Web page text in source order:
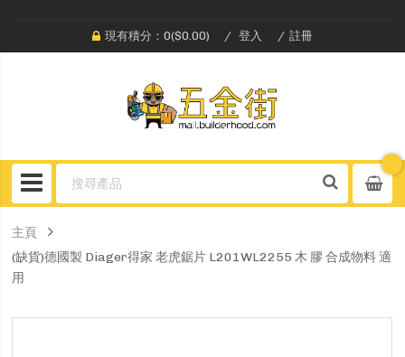
現有積分：0($0.00) 登入 註冊
主頁
(缺貨)德國製 Diager得家 老虎鋸片 L201WL2255 木 膠 合成物料 適
用